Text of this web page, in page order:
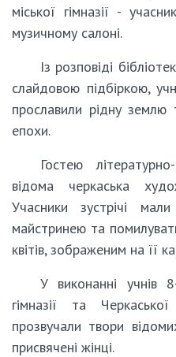
міської гімназії -
музичному салоні.
Із розповіді
слайдовою підбіркою,
прославили рідну
епохи.
Гостею
відома черкаська
Учасники зустрічі
майстринею та
квітів, зображеним на її
У виконанні учнів
гімназії та
прозвучали твори
присвячені жінці.